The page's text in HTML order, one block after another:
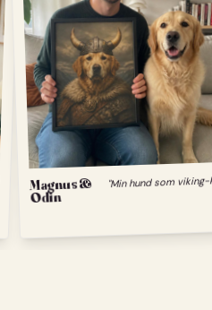
Magnus &
Odin